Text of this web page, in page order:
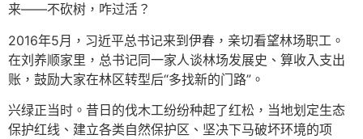
来——不砍树，咋过活？
2016年5月，习近平总书记来到伊春，亲切看望林场职工。
在刘养顺家里，总书记同一家人谈林场发展史、算收入支出
账，鼓励大家在林区转型后“多找新的门路”。
兴绿正当时。昔日的伐木工纷纷种起了红松，当地划定生态
保护红线、建立各类自然保护区、坚决下马破坏环境的项